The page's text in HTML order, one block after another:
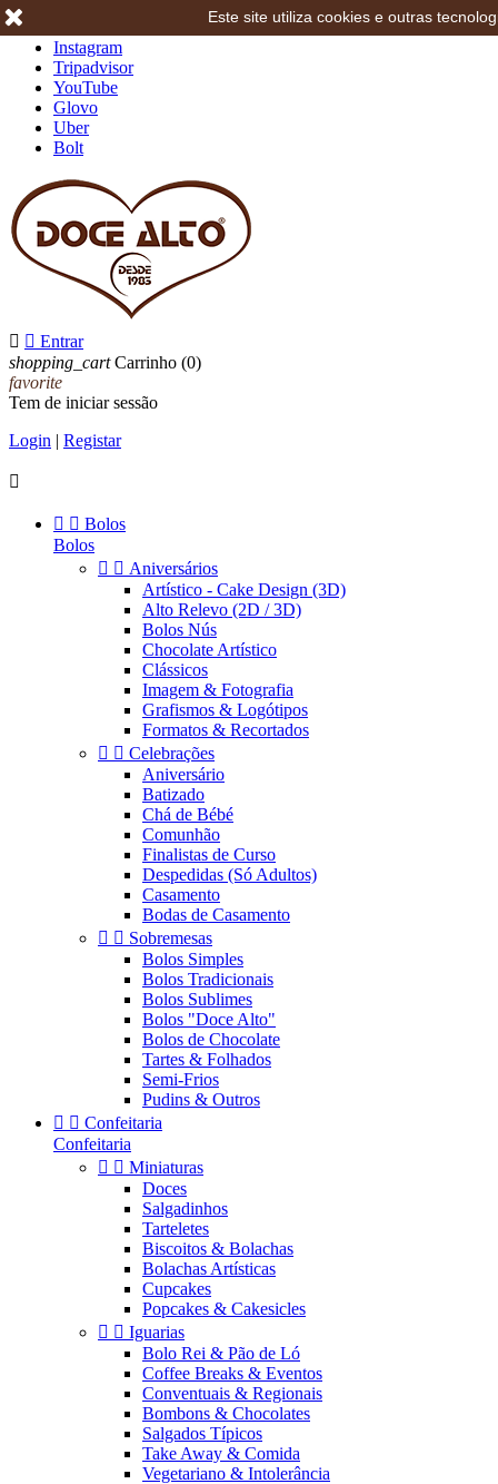
Instagram
Tripadvisor
YouTube
Glovo
Uber
Bolt
  Entrar
shopping_cart Carrinho (0)
favorite
Tem de iniciar sessão
Login | Registar

  Bolos
Bolos
  Aniversários
Artístico - Cake Design (3D)
Alto Relevo (2D / 3D)
Bolos Nús
Chocolate Artístico
Clássicos
Imagem & Fotografia
Grafismos & Logótipos
Formatos & Recortados
  Celebrações
Aniversário
Batizado
Chá de Bébé
Comunhão
Finalistas de Curso
Despedidas (Só Adultos)
Casamento
Bodas de Casamento
  Sobremesas
Bolos Simples
Bolos Tradicionais
Bolos Sublimes
Bolos "Doce Alto"
Bolos de Chocolate
Tartes & Folhados
Semi-Frios
Pudins & Outros
  Confeitaria
Confeitaria
  Miniaturas
Doces
Salgadinhos
Tarteletes
Biscoitos & Bolachas
Bolachas Artísticas
Cupcakes
Popcakes & Cakesicles
  Iguarias
Bolo Rei & Pão de Ló
Coffee Breaks & Eventos
Conventuais & Regionais
Bombons & Chocolates
Salgados Típicos
Take Away & Comida
Vegetariano & Intolerância
Este site utiliza cookies e outras